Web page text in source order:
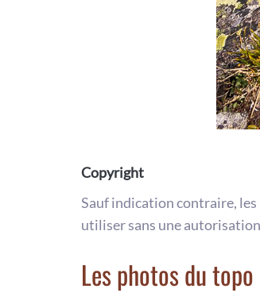
Copyright
Sauf indication contraire, les
utiliser sans une
Les photos du